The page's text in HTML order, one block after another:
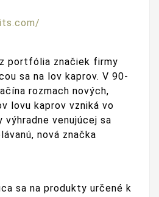
portfólia značiek firmy
sa na lov kaprov. V 90-
rozmach nových,
lovu kaprov vzniká vo
výhradne venujúcej sa
nová značka
sa na produkty určené k